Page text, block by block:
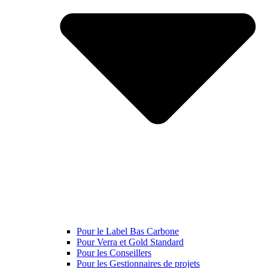
Pour le Label Bas Carbone
Pour Verra et Gold Standard
Pour les Conseillers
Pour les Gestionnaires de projets